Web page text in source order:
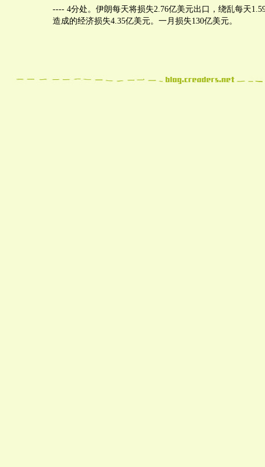
---- 4分处。伊朗每天将损失2.76亿美元出口，绕乱每天
造成的经济损失4.35亿美元。一月损失130亿美元。